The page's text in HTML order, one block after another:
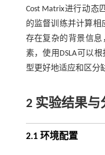
Cost Matrix进行动态
的监督训练并计算
存在复杂的背景信
素，使用DSLA可以
型更好地适应和区分
2 实验结果与
2.1 环境配置